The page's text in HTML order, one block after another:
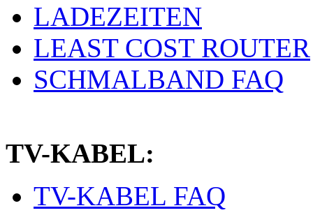
LADEZEITEN
LEAST COST ROUTER
SCHMALBAND FAQ
TV-KABEL:
TV-KABEL FAQ